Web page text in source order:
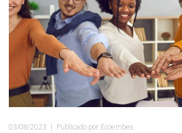
03/08/2023 | Publicado por Ecoembes